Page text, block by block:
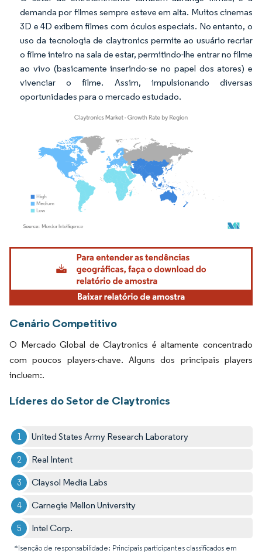
demanda por filmes sempre esteve em alta. Muitos cinemas
3D e 4D exibem filmes com óculos especiais. No entanto, o
uso da tecnologia de claytronics permite ao usuário recriar
o filme inteiro na sala de estar, permitindo-lhe entrar no filme
ao vivo (basicamente inserindo-se no papel dos atores) e
vivenciar o filme. Assim, impulsionando diversas
oportunidades para o mercado estudado.
Imagem © Mordor Intelligence. O reuso requer atribuição conforme CC BY 4.0.
Cenário Competitivo
O Mercado Global de Claytronics é altamente concentrado
com poucos players-chave. Alguns dos principais players
incluem:.
Líderes do Setor de Claytronics
United States Army Research Laboratory
Real Intent
Claysol Media Labs
Carnegie Mellon University
Intel Corp.
*Isenção de responsabilidade: Principais participantes classificados em